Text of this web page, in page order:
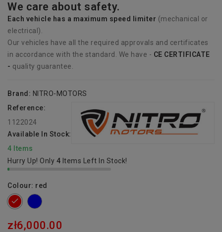
We care about safety.
Each vehicle has a maximum speed limiter (mechanical or
electrical).
Our vehicles have all the required approvals and certificates
in accordance with the standard. We have - CE CERTIFICATE
- quality guarantee.
Brand: NITRO-MOTORS
Reference:
1122024
Available In Stock:
4 Items
Hurry Up! Only 4 Items Left In Stock!
Colour: red
red
blue
zł6,000.00